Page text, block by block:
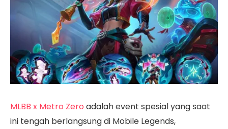
MLBB x Metro Zero adalah event spesial yang saat
ini tengah berlangsung di Mobile Legends,